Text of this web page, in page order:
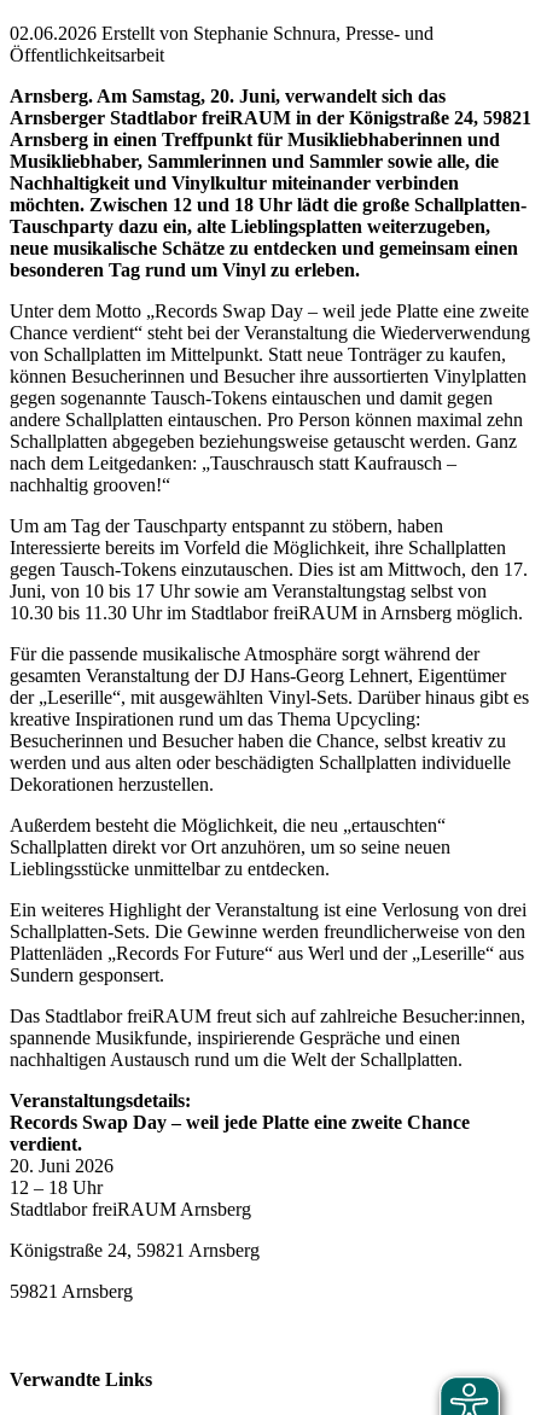
02.06.2026 Erstellt von Stephanie Schnura, Presse- und
Öffentlichkeitsarbeit
Arnsberg. Am Samstag, 20. Juni, verwandelt sich das
Arnsberger Stadtlabor freiRAUM in der Königstraße 24, 59821
Arnsberg in einen Treffpunkt für Musikliebhaberinnen und
Musikliebhaber, Sammlerinnen und Sammler sowie alle, die
Nachhaltigkeit und Vinylkultur miteinander verbinden
möchten. Zwischen 12 und 18 Uhr lädt die große Schallplatten-
Tauschparty dazu ein, alte Lieblingsplatten weiterzugeben,
neue musikalische Schätze zu entdecken und gemeinsam einen
besonderen Tag rund um Vinyl zu erleben.
Unter dem Motto „Records Swap Day – weil jede Platte eine zweite
Chance verdient“ steht bei der Veranstaltung die Wiederverwendung
von Schallplatten im Mittelpunkt. Statt neue Tonträger zu kaufen,
können Besucherinnen und Besucher ihre aussortierten Vinylplatten
gegen sogenannte Tausch-Tokens eintauschen und damit gegen
andere Schallplatten eintauschen. Pro Person können maximal zehn
Schallplatten abgegeben beziehungsweise getauscht werden. Ganz
nach dem Leitgedanken: „Tauschrausch statt Kaufrausch –
nachhaltig grooven!“
Um am Tag der Tauschparty entspannt zu stöbern, haben
Interessierte bereits im Vorfeld die Möglichkeit, ihre Schallplatten
gegen Tausch-Tokens einzutauschen. Dies ist am Mittwoch, den 17.
Juni, von 10 bis 17 Uhr sowie am Veranstaltungstag selbst von
10.30 bis 11.30 Uhr im Stadtlabor freiRAUM in Arnsberg möglich.
Für die passende musikalische Atmosphäre sorgt während der
gesamten Veranstaltung der DJ Hans-Georg Lehnert, Eigentümer
der „Leserille“, mit ausgewählten Vinyl-Sets. Darüber hinaus gibt es
kreative Inspirationen rund um das Thema Upcycling:
Besucherinnen und Besucher haben die Chance, selbst kreativ zu
werden und aus alten oder beschädigten Schallplatten individuelle
Dekorationen herzustellen.
Außerdem besteht die Möglichkeit, die neu „ertauschten“
Schallplatten direkt vor Ort anzuhören, um so seine neuen
Lieblingsstücke unmittelbar zu entdecken.
Ein weiteres Highlight der Veranstaltung ist eine Verlosung von drei
Schallplatten-Sets. Die Gewinne werden freundlicherweise von den
Plattenläden „Records For Future“ aus Werl und der „Leserille“ aus
Sundern gesponsert.
Das Stadtlabor freiRAUM freut sich auf zahlreiche Besucher:innen,
spannende Musikfunde, inspirierende Gespräche und einen
nachhaltigen Austausch rund um die Welt der Schallplatten.
Veranstaltungsdetails:
Records Swap Day – weil jede Platte eine zweite Chance
verdient.
20. Juni 2026
12 – 18 Uhr
Stadtlabor freiRAUM Arnsberg
Königstraße 24, 59821 Arnsberg
59821 Arnsberg
Verwandte Links